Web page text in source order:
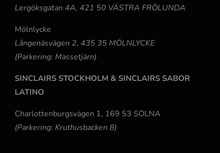
Lergöksgatan 4A, 421 50 VÄSTRA FRÖLUNDA
Mölnlycke
Långenäsvägen 2, 435 35 MÖLNLYCKE
(Parkering: Massetjärn)
SINCLAIRS STOCKHOLM & SINCLAIRS SABOR
LATINO
Charlottenburgsvägen 1, 169 53 SOLNA
(Parkering: Kruthusbacken 8)